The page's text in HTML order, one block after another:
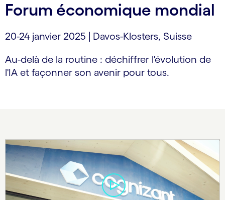
Forum économique mondial
20-24 janvier 2025 | Davos-Klosters, Suisse
Au-delà de la routine : déchiffrer l'évolution de
l'IA et façonner son avenir pour tous.